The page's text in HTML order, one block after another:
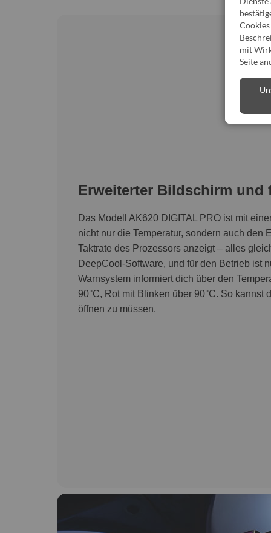
Erweiterter Bildschirm und
Das Modell AK620 DIGITAL PRO ist mit
nicht nur die Temperatur, sondern auch
Taktrate des Prozessors anzeigt – alles
DeepCool-Software, und für den Betrieb ist
Warnsystem informiert dich über den
90°C, Rot mit Blinken über 90°C. So
öffnen zu müssen.
mit
Seite